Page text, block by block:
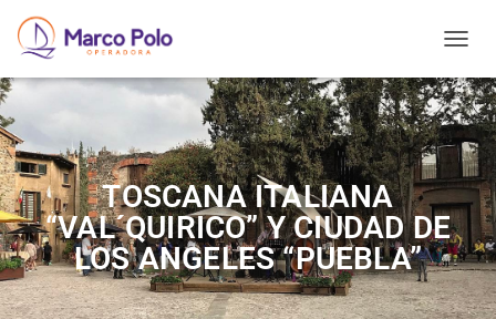
O
G
G
L
E
N
A
V
I
G
A
T
TOSCANA ITALIANA
“VAL´QUIRICO” Y CIUDAD DE
LOS ANGELES “PUEBLA”